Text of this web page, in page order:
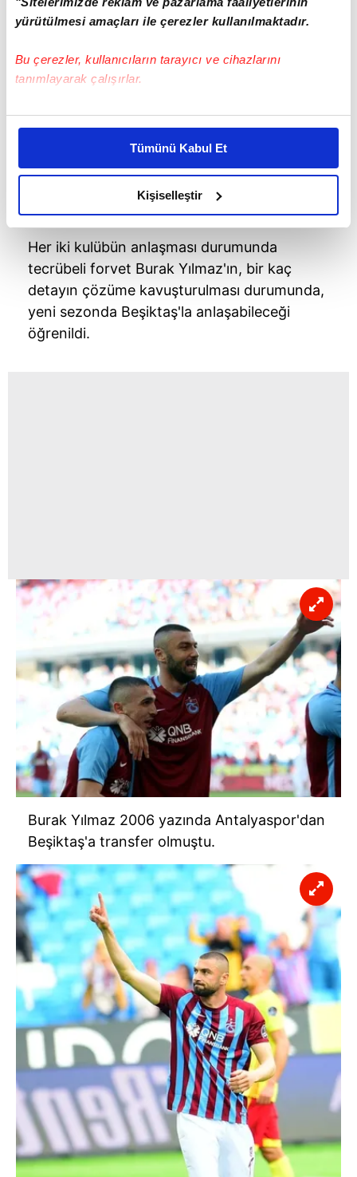
yürütülmesi amaçları ile çerezler kullanılmaktadır.
Bu çerezler, kullanıcıların tarayıcı ve cihazlarını
tanımlayarak çalışırlar.
Bu çerezlere izin vermeniz halinde sizlere özel
daha iyi reklam deneyimi yaşatabiliriz. Bunu yaparken
amacımızın size daha iyi bir reklam deneyimi sunmak
olduğunu ve sizlere en iyi içerikleri sunabilmek adına
elimizden gelen çabayı gösterdiğimizi ve bu noktada,
reklamların maliyetlerimizi karşılamak noktasında tek gelir
kalemimiz olduğunu sizlere hatırlatmak isteriz.
Her halükârda, kullanıcılar, bu çerezlere izin vermedikleri
takdirde, kullanıcılara hedefli reklamlar
gösterilmeyecektir."
vasıtasıyla belirleyebilirsiniz. Çerezlere ilişkin detaylı bilgi
için Ayarlar butonuna tıklayabilir,
Çerez Bilgilendirme
ziyaret edebilirsiniz.
6698 sayılı Kişisel Verilerin Korunması Kanunu uyarınca
hazırlanmış Aydınlatma Metnimizi okumak ve sitemizde
ilgili mevzuata uygun olarak kullanılan çerezlerle ilgili bilgi
almak için lütfentıklayınız.
Tümünü Kabul Et
Kişiselleştir
Her iki kulübün anlaşması durumunda
tecrübeli forvet Burak Yılmaz'ın, bir kaç
detayın çözüme kavuşturulması durumunda,
yeni sezonda Beşiktaş'la anlaşabileceği
öğrenildi.
Burak Yılmaz 2006 yazında Antalyaspor'dan
Beşiktaş'a transfer olmuştu.